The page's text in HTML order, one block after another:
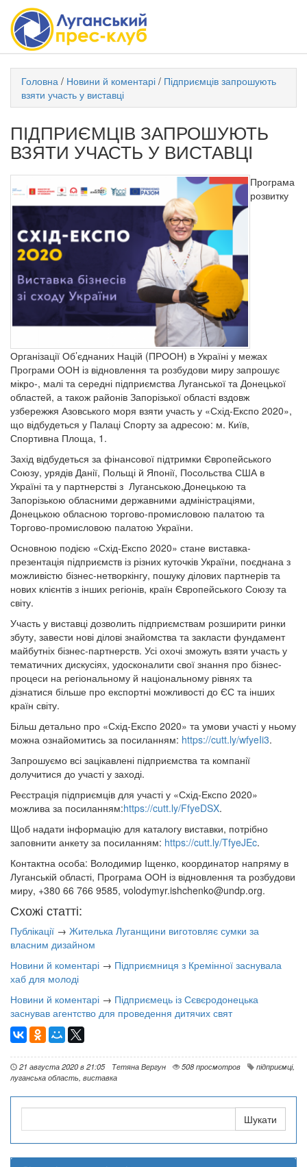
Головна / Новини й коментарі / Підприємців запрошують
взяти участь у виставці
ПІДПРИЄМЦІВ ЗАПРОШУЮТЬ
ВЗЯТИ УЧАСТЬ У ВИСТАВЦІ
Програма
розвитку
Організації Об’єднаних Націй (ПРООН) в Україні у межах
Програми ООН із відновлення та розбудови миру запрошує
мікро-, малі та середні підприємства Луганської та Донецької
областей, а також районів Запорізької області вздовж
узбережжя Азовського моря взяти участь у «Схід-Експо 2020»,
що відбудеться у Палаці Спорту за адресою: м. Київ,
Спортивна Площа, 1.
Захід відбудеться за фінансової підтримки Європейського
Союзу, урядів Данії, Польщі й Японії, Посольства США в
Україні та у партнерстві з Луганською,Донецькою та
Запорізькою обласними державними адміністраціями,
Донецькою обласною торгово-промисловою палатою та
Торгово-промисловою палатою України.
Основною подією «Схід-Експо 2020» стане виставка-
презентація підприємств із різних куточків України, поєднана з
можливістю бізнес-нетворкінгу, пошуку ділових партнерів та
нових клієнтів з інших регіонів, країн Європейського Союзу та
світу.
Участь у виставці дозволить підприємствам розширити ринки
збуту, завести нові ділові знайомства та закласти фундамент
майбутніх бізнес-партнерств. Усі охочі зможуть взяти участь у
тематичних дискусіях, удосконалити свої знання про бізнес-
процеси на регіональному й національному рівнях та
дізнатися більше про експортні можливості до ЄС та інших
країн світу.
Більш детально про «Схід-Експо 2020» та умови участі у ньому
можна ознайомитись за посиланням: https://cutt.ly/wfyeIi3.
Запрошуємо всі зацікавлені підприємства та компанії
долучитися до участі у заході.
Реєстрація підприємців для участі у «Схід-Експо 2020»
можлива за посиланням:https://cutt.ly/FfyeDSX.
Щоб надати інформацію для каталогу виставки, потрібно
заповнити анкету за посиланням: https://cutt.ly/TfyeJEc.
Контактна особа: Володимир Іщенко, координатор напряму в
Луганській області, Програма ООН із відновлення та розбудови
миру, +380 66 766 9585, volodymyr.ishchenko@undp.org.
Схожі статті:
Публікації → Жителька Луганщини виготовляє сумки за
власним дизайном
Новини й коментарі → Підприємниця з Кремінної заснувала
хаб для молоді
Новини й коментарі → Підприємець із Сєвєродонецька
заснував агентство для проведення дитячих свят
21 августа 2020 в 21:05 Тетяна Вергун 508 просмотров підприємці,
луганська область, виставка